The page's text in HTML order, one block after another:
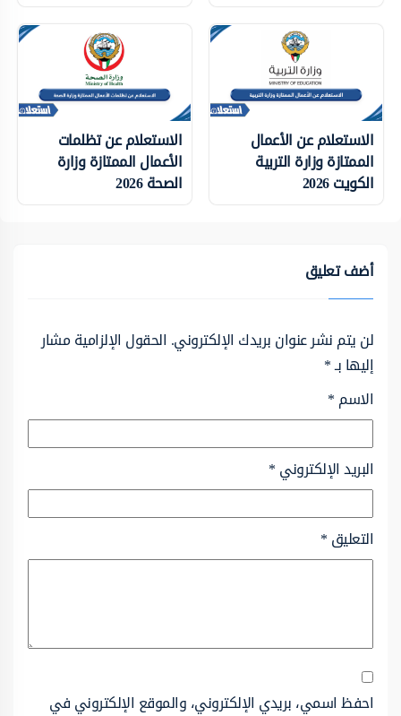
الاستعلام عن الأعمال
الممتازة وزارة التربية
الكويت 2026
الاستعلام عن تظلمات
الأعمال الممتازة وزارة
الصحة 2026
أضف تعليق
لن يتم نشر عنوان بريدك الإلكتروني. الحقول الإلزامية مشار
إليها بـ*
الاسم*
البريد الإلكتروني*
التعليق*
احفظ اسمي، بريدي الإلكتروني، والموقع الإلكتروني في